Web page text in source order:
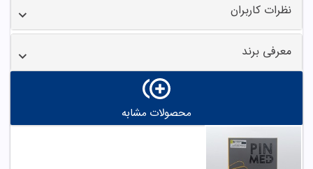
نظرات کاربران
معرفی برند
محصولات مشابه